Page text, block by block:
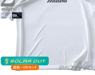
COLOR VARIATION